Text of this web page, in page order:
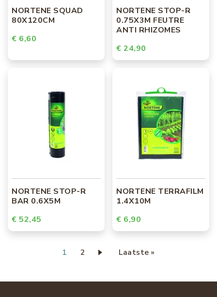
NORTENE SQUAD
80X120CM
€ 6,60
NORTENE STOP-R
0.75X3M FEUTRE
ANTI RHIZOMES
€ 24,90
NORTENE STOP-R
BAR 0.6X5M
€ 52,45
NORTENE TERRAFILM
1.4X10M
€ 6,90
Huidige
1 Page
2
Laatste
Laatste »